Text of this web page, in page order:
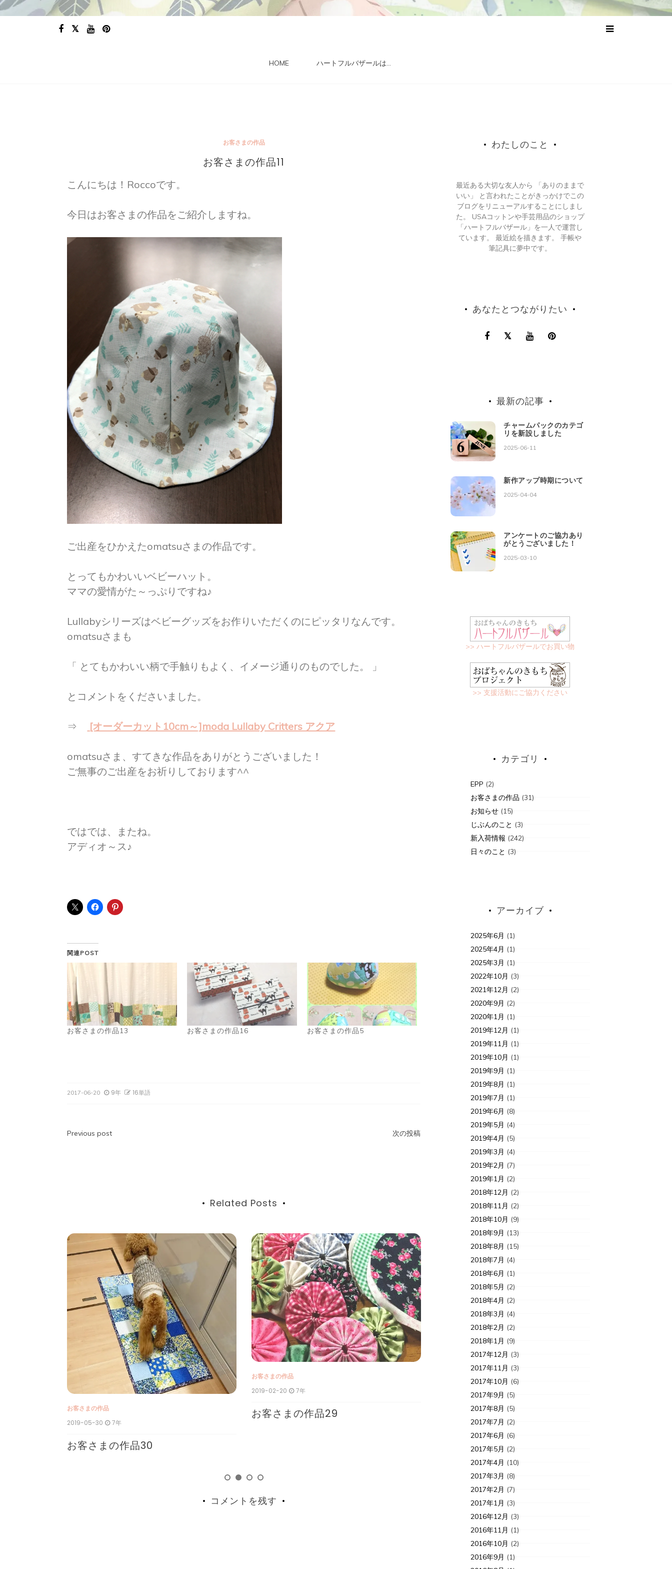
HOME ハートフルバザールは…
お客さまの作品
お客さまの作品11
こんにちは！Roccoです。
今日はお客さまの作品をご紹介しますね。
ご出産をひかえたomatsuさまの作品です。
とってもかわいいベビーハット。
ママの愛情がた～っぷりですね♪
Lullabyシリーズはベビーグッズをお作りいただくのにピッタリなんです。
omatsuさまも
「 とてもかわいい柄で手触りもよく、イメージ通りのものでした。 」
とコメントをくださいました。
⇒ [オーダーカット10cm～]moda Lullaby Critters アクア
omatsuさま、すてきな作品をありがとうございました！
ご無事のご出産をお祈りしております^^
ではでは、またね。
アディオ～ス♪
関連POST
お客さまの作品13 お客さまの作品16 お客さまの作品5
2017-06-20 9年 16単語
投
ー
シ
ョ
ン
Previous post 次の投稿
Related Posts
お客さまの作品
2019-05-30 7年
お客さまの作品30
お客さまの作品
2019-02-20 7年
お客さまの作品29
お客さまの作品28
コメントを残す
わたしのこと
最近ある大切な友人から 「ありのままで
いい」 と言われたことがきっかけでこの
ブログをリニューアルすることにしまし
た。 USAコットンや手芸用品のショップ
「ハートフルバザール」を一人で運営し
ています。 最近絵を描きます。 手帳や
筆記具に夢中です。
あなたとつながりたい
最新の記事
チャームパックのカテゴ
リを新設しました
2025-06-11
新作アップ時期について
2025-04-04
アンケートのご協力あり
がとうございました！
2025-03-10
>> ハートフルバザールでお買い物
>> 支援活動にご協力ください
カテゴリ
EPP (2)
お客さまの作品 (31)
お知らせ (15)
じぶんのこと (3)
新入荷情報 (242)
日々のこと (3)
アーカイブ
2025年6月 (1)
2025年4月 (1)
2025年3月 (1)
2022年10月 (3)
2021年12月 (2)
2020年9月 (2)
2020年1月 (1)
2019年12月 (1)
2019年11月 (1)
2019年10月 (1)
2019年9月 (1)
2019年8月 (1)
2019年7月 (1)
2019年6月 (8)
2019年5月 (4)
2019年4月 (5)
2019年3月 (4)
2019年2月 (7)
2019年1月 (2)
2018年12月 (2)
2018年11月 (2)
2018年10月 (9)
2018年9月 (13)
2018年8月 (15)
2018年7月 (4)
2018年6月 (1)
2018年5月 (2)
2018年4月 (2)
2018年3月 (4)
2018年2月 (2)
2018年1月 (9)
2017年12月 (3)
2017年11月 (3)
2017年10月 (6)
2017年9月 (5)
2017年8月 (5)
2017年7月 (2)
2017年6月 (6)
2017年5月 (2)
2017年4月 (10)
2017年3月 (8)
2017年2月 (7)
2017年1月 (3)
2016年12月 (3)
2016年11月 (1)
2016年10月 (2)
2016年9月 (1)